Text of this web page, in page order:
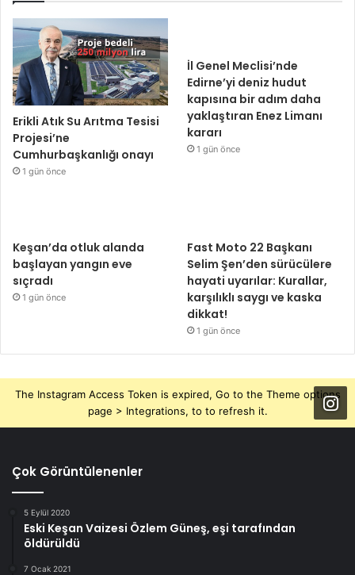
Erikli Atık Su Arıtma Tesisi
Projesi’ne
Cumhurbaşkanlığı onayı
1 gün önce
İl Genel Meclisi’nde
Edirne’yi deniz hudut
kapısına bir adım daha
yaklaştıran Enez Limanı
kararı
1 gün önce
Keşan’da otluk alanda
başlayan yangın eve
sıçradı
1 gün önce
Fast Moto 22 Başkanı
Selim Şen’den sürücülere
hayati uyarılar: Kurallar,
karşılıklı saygı ve kaska
dikkat!
1 gün önce
The Instagram Access Token is expired, Go to the Theme options
page > Integrations, to to refresh it.
Çok Görüntülenenler
5 Eylül 2020
Eski Keşan Vaizesi Özlem Güneş, eşi tarafından
öldürüldü
7 Ocak 2021